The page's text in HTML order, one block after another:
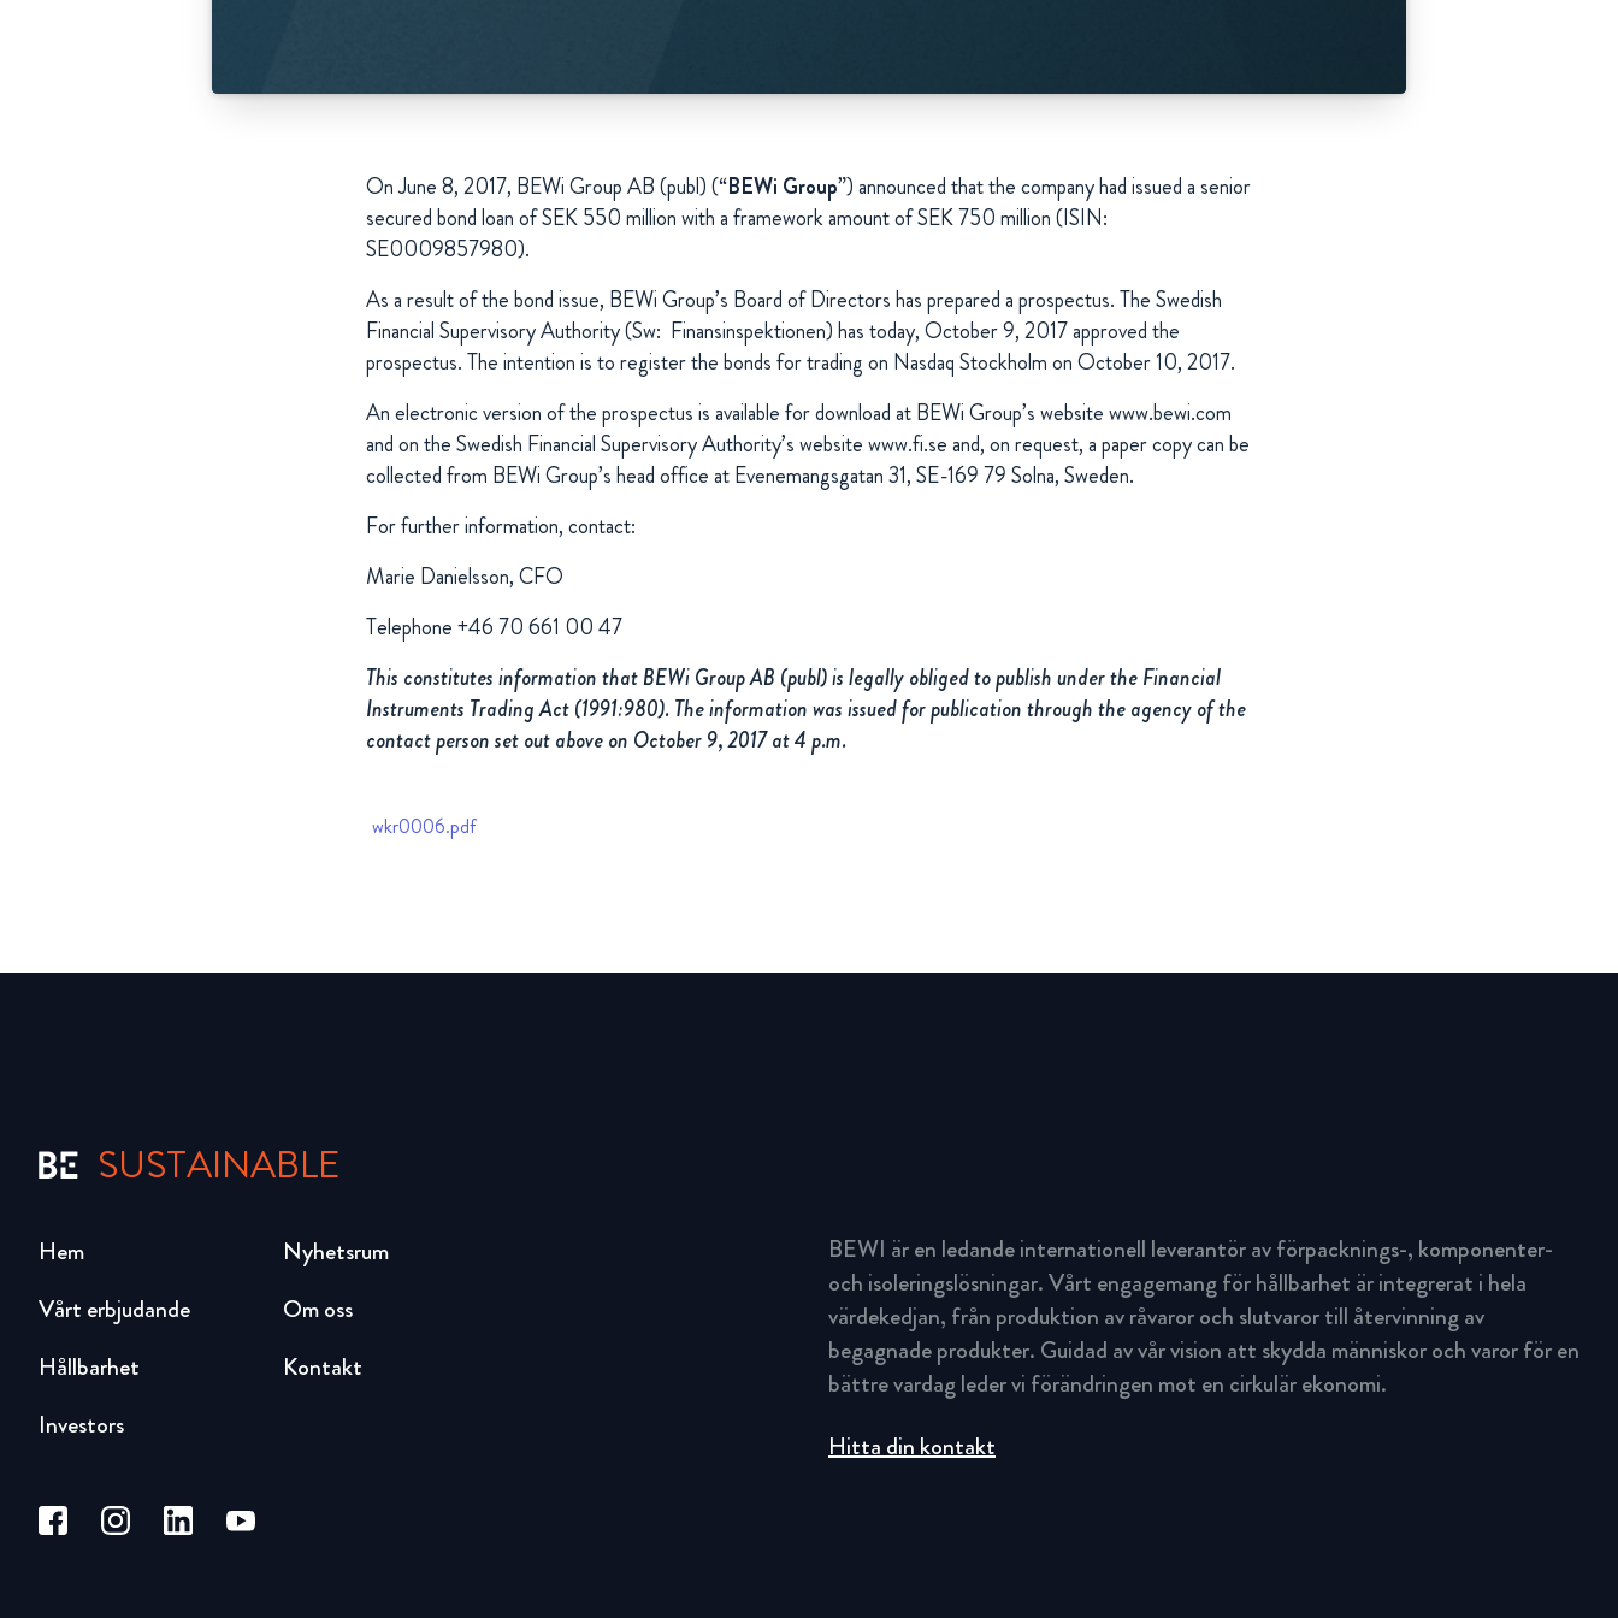
On June 8, 2017, BEWi Group AB (publ) (“BEWi Group”) announced that the company had issued a senior
secured bond loan of SEK 550 million with a framework amount of SEK 750 million (ISIN:
SE0009857980).
As a result of the bond issue, BEWi Group’s Board of Directors has prepared a prospectus. The Swedish
Financial Supervisory Authority (Sw: Finansinspektionen) has today, October 9, 2017 approved the
prospectus. The intention is to register the bonds for trading on Nasdaq Stockholm on October 10, 2017.
An electronic version of the prospectus is available for download at BEWi Group’s website www.bewi.com
and on the Swedish Financial Supervisory Authority’s website www.fi.se and, on request, a paper copy can be
collected from BEWi Group’s head office at Evenemangsgatan 31, SE-169 79 Solna, Sweden.
For further information, contact:
Marie Danielsson, CFO
Telephone +46 70 661 00 47
This constitutes information that BEWi Group AB (publ) is legally obliged to publish under the Financial
Instruments Trading Act (1991:980). The information was issued for publication through the agency of the
contact person set out above on October 9, 2017 at 4 p.m.
wkr0006.pdf
SUSTAINABLE
Hem
Vårt erbjudande
Hållbarhet
Investors
Nyhetsrum
Om oss
Kontakt
BEWI är en ledande internationell leverantör av förpacknings-, komponenter-
och isoleringslösningar. Vårt engagemang för hållbarhet är integrerat i hela
värdekedjan, från produktion av råvaror och slutvaror till återvinning av
begagnade produkter. Guidad av vår vision att skydda människor och varor för en
bättre vardag leder vi förändringen mot en cirkulär ekonomi.
Hitta din kontakt